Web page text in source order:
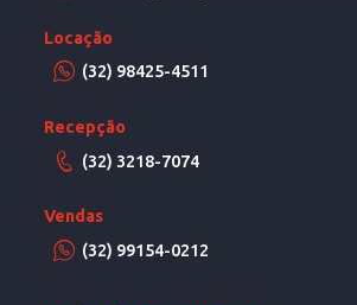
Locação
(32) 98425-4511
Recepção
(32) 3218-7074
Vendas
(32) 99154-0212